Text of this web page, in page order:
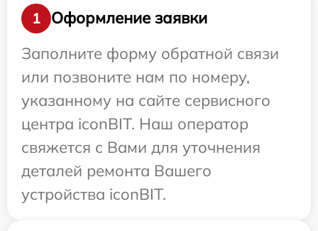
1
Оформление заявки
Заполните форму обратной связи
или позвоните нам по номеру,
указанному на сайте сервисного
центра iconBIT. Наш оператор
свяжется с Вами для уточнения
деталей ремонта Вашего
устройства iconBIT.